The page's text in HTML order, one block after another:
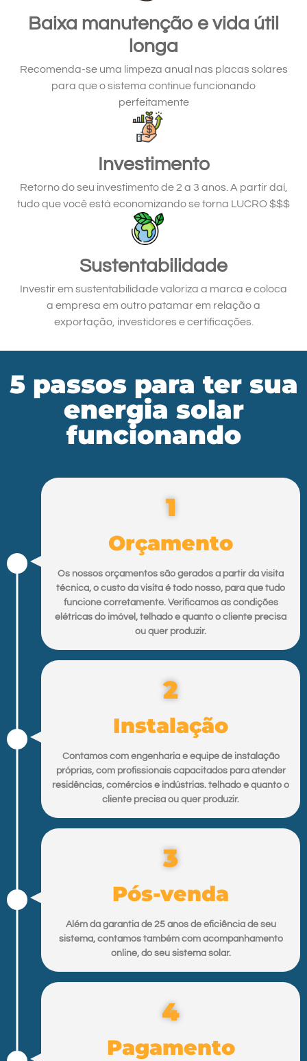
Baixa manutenção e vida útil
longa
Recomenda-se uma limpeza anual nas placas solares
para que o sistema continue funcionando
perfeitamente
Investimento
Retorno do seu investimento de 2 a 3 anos. A partir daí,
tudo que você está economizando se torna LUCRO $$$
Sustentabilidade
Investir em sustentabilidade valoriza a marca e coloca
a empresa em outro patamar em relação a
exportação, investidores e certificações.
5 passos para ter sua
energia solar
funcionando
1
Orçamento
Os nossos orçamentos são gerados a partir da visita
técnica, o custo da visita é todo nosso, para que tudo
funcione corretamente. Verificamos as condições
elétricas do imóvel, telhado e quanto o cliente precisa
ou quer produzir.
2
Instalação
Contamos com engenharia e equipe de instalação
próprias, com profissionais capacitados para atender
residências, comércios e indústrias. telhado e quanto o
cliente precisa ou quer produzir.
3
Pós-venda
Além da garantia de 25 anos de eficiência de seu
sistema, contamos também com acompanhamento
online, do seu sistema solar.
4
Pagamento